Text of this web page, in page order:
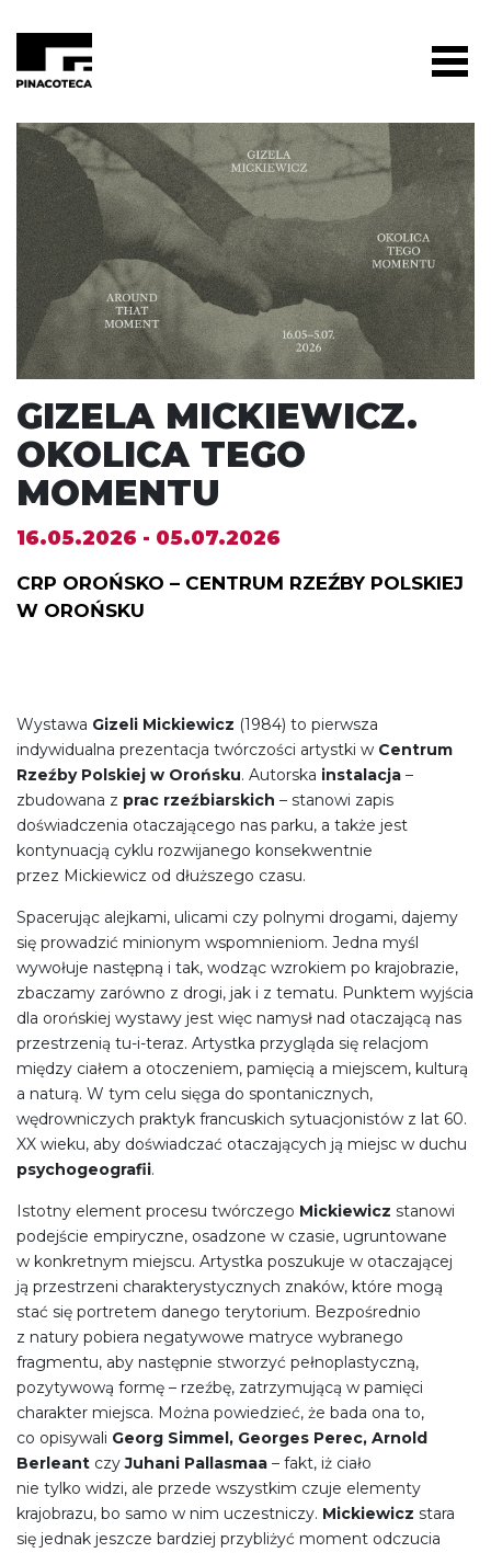
GIZELA MICKIEWICZ.
OKOLICA TEGO
MOMENTU
16.05.2026 - 05.07.2026
CRP OROŃSKO – CENTRUM RZEŹBY POLSKIEJ
W OROŃSKU
Wystawa Gizeli Mickiewicz (1984) to pierwsza
indywidualna prezentacja twórczości artystki w Centrum
Rzeźby Polskiej w Orońsku. Autorska instalacja –
zbudowana z prac rzeźbiarskich – stanowi zapis
doświadczenia otaczającego nas parku, a także jest
kontynuacją cyklu rozwijanego konsekwentnie
przez Mickiewicz od dłuższego czasu.
Spacerując alejkami, ulicami czy polnymi drogami, dajemy
się prowadzić minionym wspomnieniom. Jedna myśl
wywołuje następną i tak, wodząc wzrokiem po krajobrazie,
zbaczamy zarówno z drogi, jak i z tematu. Punktem wyjścia
dla orońskiej wystawy jest więc namysł nad otaczającą nas
przestrzenią tu-i-teraz. Artystka przygląda się relacjom
między ciałem a otoczeniem, pamięcią a miejscem, kulturą
a naturą. W tym celu sięga do spontanicznych,
wędrowniczych praktyk francuskich sytuacjonistów z lat 60.
XX wieku, aby doświadczać otaczających ją miejsc w duchu
psychogeografii.
Istotny element procesu twórczego Mickiewicz stanowi
podejście empiryczne, osadzone w czasie, ugruntowane
w konkretnym miejscu. Artystka poszukuje w otaczającej
ją przestrzeni charakterystycznych znaków, które mogą
stać się portretem danego terytorium. Bezpośrednio
z natury pobiera negatywowe matryce wybranego
fragmentu, aby następnie stworzyć pełnoplastyczną,
pozytywową formę – rzeźbę, zatrzymującą w pamięci
charakter miejsca. Można powiedzieć, że bada ona to,
co opisywali Georg Simmel, Georges Perec, Arnold
Berleant czyJuhani Pallasmaa – fakt, iż ciało
nie tylko widzi, ale przede wszystkim czuje elementy
krajobrazu, bo samo w nim uczestniczy. Mickiewicz stara
się jednak jeszcze bardziej przybliżyć moment odczucia